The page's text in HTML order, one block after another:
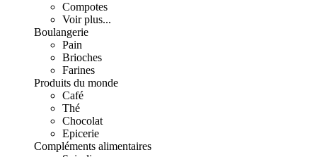
Compotes
Voir plus...
Boulangerie
Pain
Brioches
Farines
Produits du monde
Café
Thé
Chocolat
Epicerie
Compléments alimentaires